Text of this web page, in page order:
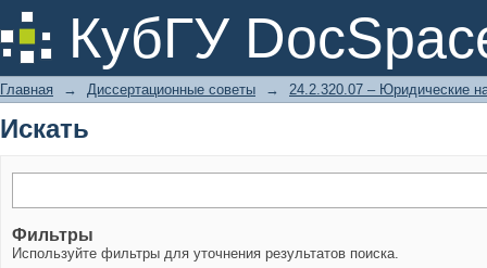
КубГУ
Искать
Главная → Диссертационные советы → 24.2.320.07 – Юридические
Искать
Фильтры
Используйте фильтры для уточнения результатов поиска.